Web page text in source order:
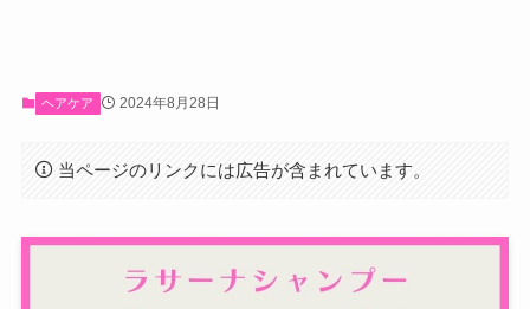
ヘアケア 2024年8月28日
当ページのリンクには広告が含まれています。